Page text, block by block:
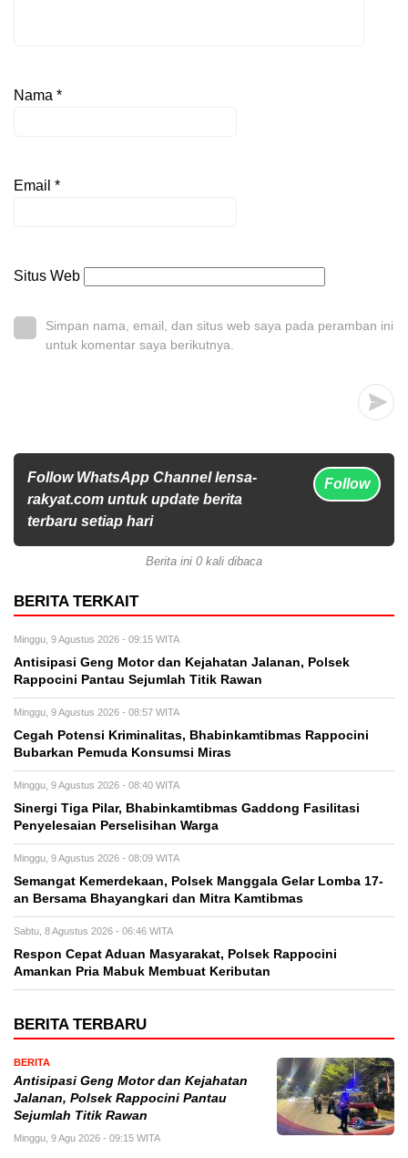
Nama *
Email *
Situs Web
Simpan nama, email, dan situs web saya pada peramban ini
untuk komentar saya berikutnya.
Follow WhatsApp Channel lensa-
rakyat.com untuk update berita
terbaru setiap hari
Follow
Berita ini 0 kali dibaca
BERITA TERKAIT
Minggu, 9 Agustus 2026 - 09:15 WITA
Antisipasi Geng Motor dan Kejahatan Jalanan, Polsek
Rappocini Pantau Sejumlah Titik Rawan
Minggu, 9 Agustus 2026 - 08:57 WITA
Cegah Potensi Kriminalitas, Bhabinkamtibmas Rappocini
Bubarkan Pemuda Konsumsi Miras
Minggu, 9 Agustus 2026 - 08:40 WITA
Sinergi Tiga Pilar, Bhabinkamtibmas Gaddong Fasilitasi
Penyelesaian Perselisihan Warga
Minggu, 9 Agustus 2026 - 08:09 WITA
Semangat Kemerdekaan, Polsek Manggala Gelar Lomba 17-
an Bersama Bhayangkari dan Mitra Kamtibmas
Sabtu, 8 Agustus 2026 - 06:46 WITA
Respon Cepat Aduan Masyarakat, Polsek Rappocini
Amankan Pria Mabuk Membuat Keributan
BERITA TERBARU
BERITA
Antisipasi Geng Motor dan Kejahatan
Jalanan, Polsek Rappocini Pantau
Sejumlah Titik Rawan
Minggu, 9 Agu 2026 - 09:15 WITA